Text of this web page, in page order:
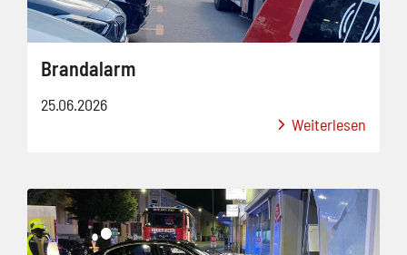
Brandalarm
25.06.2026
Weiterlesen